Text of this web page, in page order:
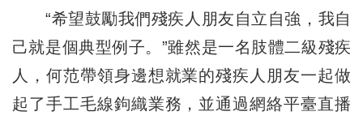
“希望鼓勵我們殘疾人朋友自立自強，我自
己就是個典型例子。”雖然是一名肢體二級殘疾
人，何范帶領身邊想就業的殘疾人朋友一起做
起了手工毛線鉤織業務，並通過網絡平臺直播